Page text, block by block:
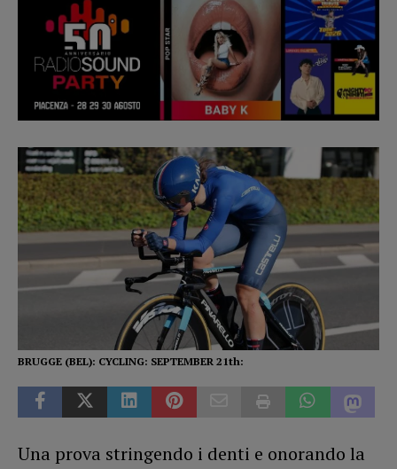
BRUGGE (BEL): CYCLING: SEPTEMBER 21th:
Una prova stringendo i denti e onorando la